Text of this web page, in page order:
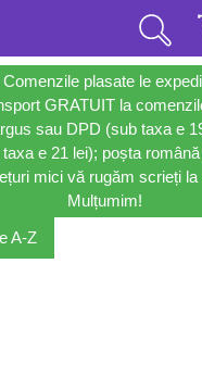
plasate le
GRATUIT la
sau DPD (sub taxa e
e 21 lei); poșta
mici vă rugăm scrieți
Mulțumim!
A-Z